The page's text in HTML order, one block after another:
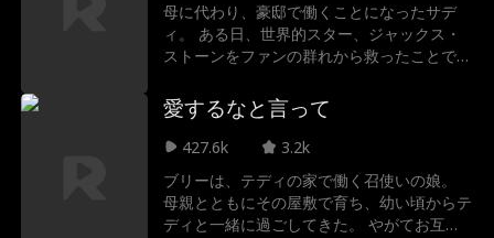
母に代わり、豪邸で働くことになったサデ
ィ。 ある日、世界的スター、ジャックス・
ストーンをファンの群れから救ったことで
わかっていたのに。 彼の眩い世界に溺れて
いくサディ。嫉妬、炎上、巧妙な罠……次々
と襲いかかる試練。 それでも、彼を好きに
も違う二人。 スポットライトの眩しさに、
この想いは耐えられるのか？
愛するなと言って
427.6k
3.2k
ブリーは、テディの家で働く召使いの娘。
母親とともにその屋敷で育ち、幼い頃からテ
ディと一緒に過ごしてきた。 やがてお互い